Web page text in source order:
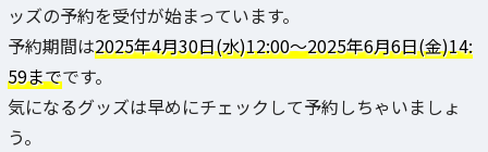
ッズの予約を受付が始まっています。
予約期間は2025年4月30日(水)12:00～2025年6月6日(金)14:
59までです。
気になるグッズは早めにチェックして予約しちゃいましょ
う。